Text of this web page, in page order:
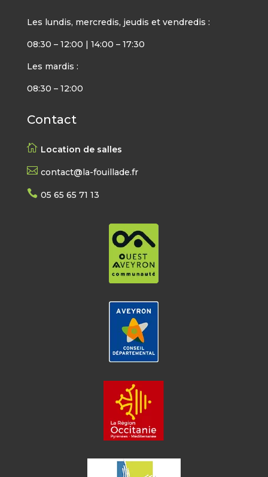
Les lundis, mercredis, jeudis et vendredis :
08:30 – 12:00 | 14:00 – 17:30
Les mardis :
08:30 – 12:00
Contact
 Location de salles
 contact@la-fouillade.fr
 05 65 65 71 13